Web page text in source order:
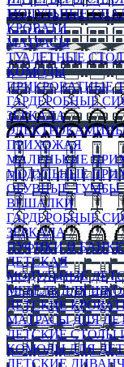
МОДУЛЬНЫЕ
КРОВАТИ
МАТРАСЫ
ТУАЛЕТНЫЕ
КОМОДЫ
ПРИКРОВАТНЫЕ
ГАРДЕРОБНЫЕ
ЗЕРКАЛА
ПРИХОЖАЯ
МАЛЕНЬКИЕ
МОДУЛЬНЫЕ
ОБУВНЫЕ ТУМБЫ
ВЕШАЛКИ
ГАРДЕРОБНЫЕ
ЗЕРКАЛА
ПУФИКИ И
ДЕТСКАЯ
МОДУЛЬНЫЕ
МЕБЕЛЬ ДЛЯ
ДЕТСКИЕ
МАТРАСЫ ДЛЯ
ДЕТСКИЕ СТОЛЫ
КОМОДЫ ДЛЯ
ДЕТСКИЕ